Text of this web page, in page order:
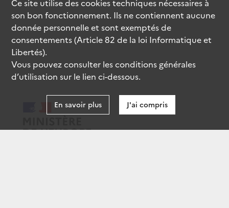
Ce site utilise descookiestechniques nécessaires à
son bon fonctionnement. Ils ne contiennent aucune
donnée personnelle et sont exemptés de
consentements (Article 82 de la loi Informatique et
Libertés).
Vous pouvez consulter les conditions générales
d’utilisation sur le lien ci-dessous.
En savoir plus J'ai compris